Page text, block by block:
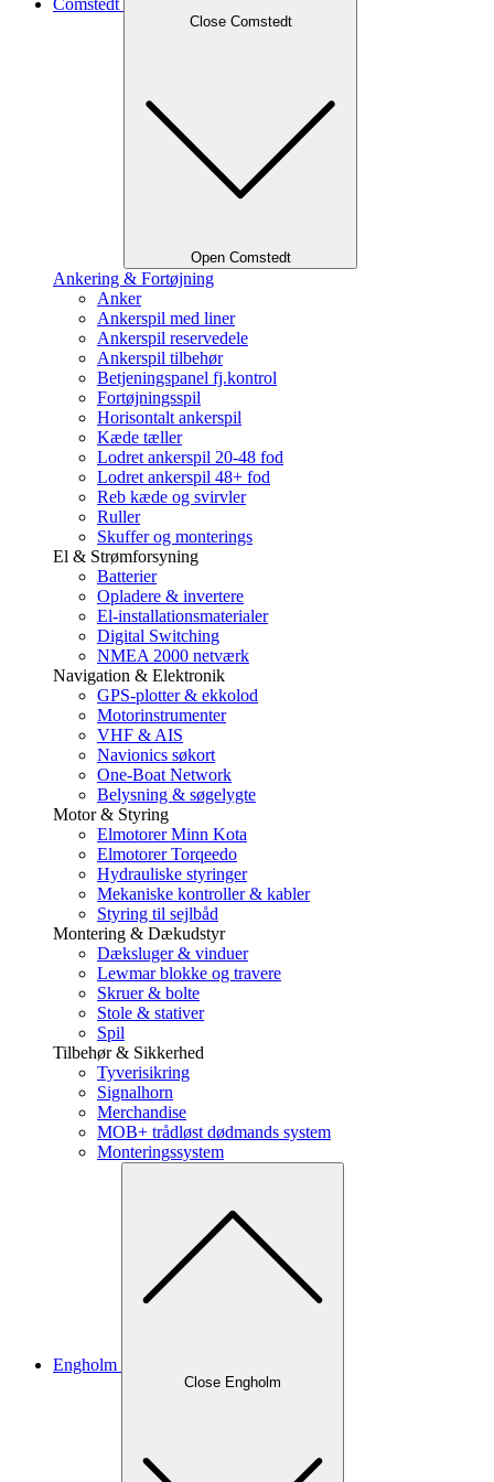
Comstedt
Close Comstedt
Open Comstedt
Ankering & Fortøjning
Anker
Ankerspil med liner
Ankerspil reservedele
Ankerspil tilbehør
Betjeningspanel fj.kontrol
Fortøjningsspil
Horisontalt ankerspil
Kæde tæller
Lodret ankerspil 20-48 fod
Lodret ankerspil 48+ fod
Reb kæde og svirvler
Ruller
Skuffer og monterings
El & Strømforsyning
Batterier
Opladere & invertere
El-installationsmaterialer
Digital Switching
NMEA 2000 netværk
Navigation & Elektronik
GPS-plotter & ekkolod
Motorinstrumenter
VHF & AIS
Navionics søkort
One-Boat Network
Belysning & søgelygte
Motor & Styring
Elmotorer Minn Kota
Elmotorer Torqeedo
Hydrauliske styringer
Mekaniske kontroller & kabler
Styring til sejlbåd
Montering & Dækudstyr
Dæksluger & vinduer
Lewmar blokke og travere
Skruer & bolte
Stole & stativer
Spil
Tilbehør & Sikkerhed
Tyverisikring
Signalhorn
Merchandise
MOB+ trådløst dødmands system
Monteringssystem
Engholm
Close Engholm